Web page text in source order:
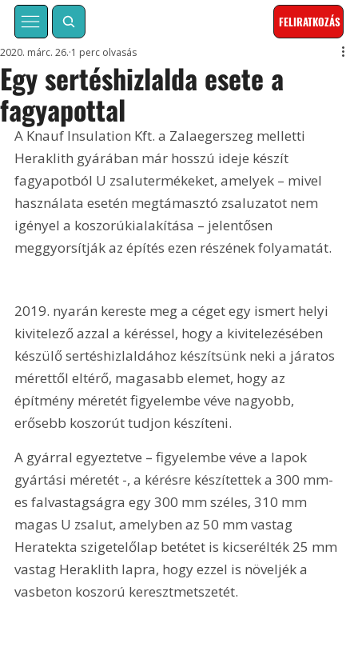
FELIRATKOZÁS
Egy sertéshizlalda esete a
fagyapottal
2020. márc. 26. 1 perc olvasás
A Knauf Insulation Kft. a Zalaegerszeg melletti
Heraklith gyárában már hosszú ideje készít
fagyapotból U zsalutermékeket, amelyek – mivel
használata esetén megtámasztó zsaluzatot nem
igényel a koszorúkialakítása – jelentősen
meggyorsítják az építés ezen részének folyamatát.
2019. nyarán kereste meg a céget egy ismert helyi
kivitelező azzal a kéréssel, hogy a kivitelezésében
készülő sertéshizlaldához készítsünk neki a járatos
mérettől eltérő, magasabb elemet, hogy az
építmény méretét figyelembe véve nagyobb,
erősebb koszorút tudjon készíteni.
A gyárral egyeztetve – figyelembe véve a lapok
gyártási méretét -, a kérésre készítettek a 300 mm-
es falvastagságra egy 300 mm széles, 310 mm
magas U zsalut, amelyben az 50 mm vastag
Heratekta szigetelőlap betétet is kicserélték 25 mm
vastag Heraklith lapra, hogy ezzel is növeljék a
vasbeton koszorú keresztmetszetét.